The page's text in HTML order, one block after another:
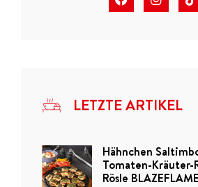
LETZTE ARTIKEL
Hähnchen
Tomaten-Kräuter-
Rösle BLAZEFLAME